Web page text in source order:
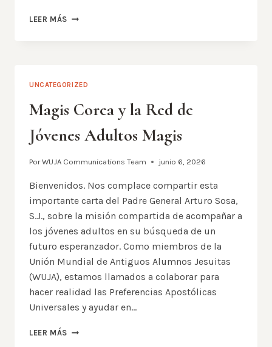
LEER MÁS DE
POR
LOS
ALUMNI
ESTAR
YOGYAKARTA
UNCATEGORIZED
Magis Corea y la Red de
Jóvenes Adultos Magis
Por WUJA Communications Team junio 6, 2026
Bienvenidos. Nos complace compartir esta
importante carta del Padre General Arturo Sosa,
S.J., sobre la misión compartida de acompañar a
los jóvenes adultos en su búsqueda de un
futuro esperanzador. Como miembros de la
Unión Mundial de Antiguos Alumnos Jesuitas
(WUJA), estamos llamados a colaborar para
hacer realidad las Preferencias Apostólicas
Universales y ayudar en…
LEER MÁS MAGIS